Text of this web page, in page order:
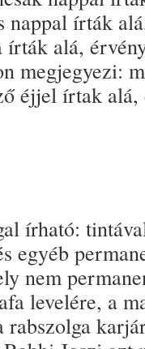
írták
írták alá,
megjegyezi:
éjjel írtak
írható:
egyéb
nem
levelére, a